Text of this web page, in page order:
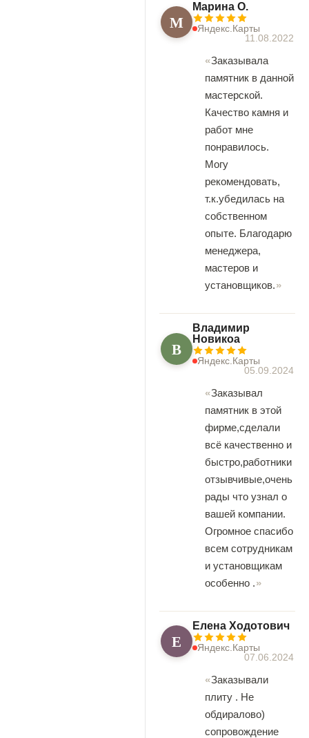
М
Марина О.
Яндекс.Карты
11.08.2022
Заказывала
памятник в данной
мастерской.
Качество камня и
работ мне
понравилось.
Могу
рекомендовать,
т.к.убедилась на
собственном
опыте. Благодарю
менеджера,
мастеров и
установщиков.
В
Владимир
Новикоа
Яндекс.Карты
05.09.2024
Заказывал
памятник в этой
фирме,сделали
всё качественно и
быстро,работники
отзывчивые,очень
рады что узнал о
вашей компании.
Огромное спасибо
всем сотрудникам
и установщикам
особенно .
Е
Елена Ходотович
Яндекс.Карты
07.06.2024
Заказывали
плиту . Не
обдиралово)
сопровождение